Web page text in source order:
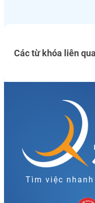
Các từ khóa liên
Tìm việc